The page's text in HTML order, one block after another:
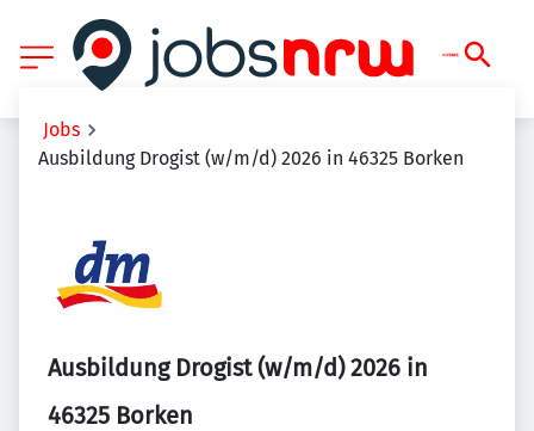
Jobs
Ausbildung Drogist (w/m/d) 2026 in 46325 Borken
Ausbildung Drogist (w/m/d) 2026 in
46325 Borken